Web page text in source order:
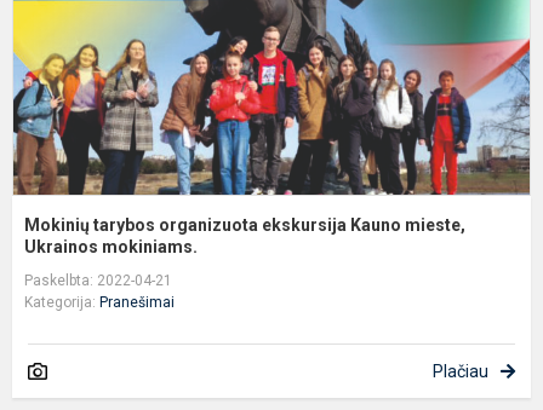
Mokinių tarybos organizuota ekskursija Kauno mieste,
Ukrainos mokiniams.
Paskelbta: 2022-04-21
Kategorija: Pranešimai
Plačiau